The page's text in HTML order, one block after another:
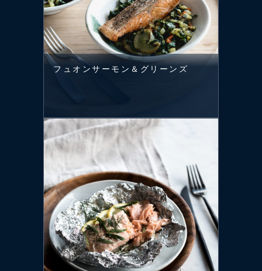
フュオンサーモン＆グリーンズ